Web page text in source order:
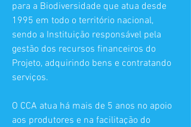
para a Biodiversidade que atua desde
1995 em todo o território nacional,
sendo a Instituição responsável pela
gestão dos recursos financeiros do
Projeto, adquirindo bens e contratando
serviços.
O CCA atua há mais de 5 anos no apoio
aos produtores e na facilitação do